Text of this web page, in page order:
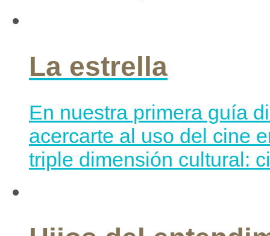
La estrella
En nuestra primera guía
acercarte al uso del cine
triple dimensión cultural: